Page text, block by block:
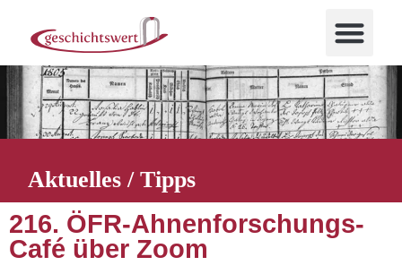
Aktuelles / Tipps
216. ÖFR-Ahnenforschungs-
Café über Zoom